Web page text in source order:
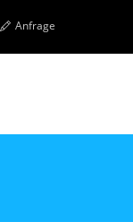
Anfrage